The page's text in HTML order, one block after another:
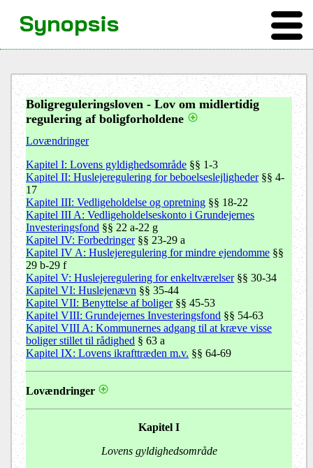
Boligreguleringsloven - Lov om midlertidig
regulering af boligforholdene
Lovændringer
Kapitel I: Lovens gyldighedsområde §§ 1-3
Kapitel II: Huslejeregulering for beboelseslejligheder§§ 4-
17
Kapitel III: Vedligeholdelse og opretning §§ 18-22
Kapitel III A: Vedligeholdelseskonto i Grundejernes
Investeringsfond §§ 22 a-22 g
Kapitel IV: Forbedringer§§ 23-29 a
Kapitel IV A: Huslejeregulering for mindre ejendomme §§
29 b-29 f
Kapitel V: Huslejeregulering for enkeltværelser§§ 30-34
Kapitel VI: Huslejenævn §§ 35-44
Kapitel VII: Benyttelse af boliger§§ 45-53
Kapitel VIII: Grundejernes Investeringsfond §§ 54-63
Kapitel VIII A: Kommunernes adgang til at kræve visse
boliger stillet til rådighed § 63 a
Kapitel IX: Lovens ikrafttræden m.v. §§ 64-69
Lovændringer
Kapitel I
Lovens gyldighedsområde
Synopsis